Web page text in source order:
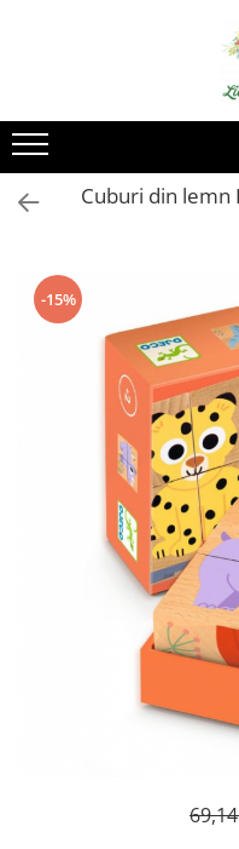
Cuburi din lemn
-15%